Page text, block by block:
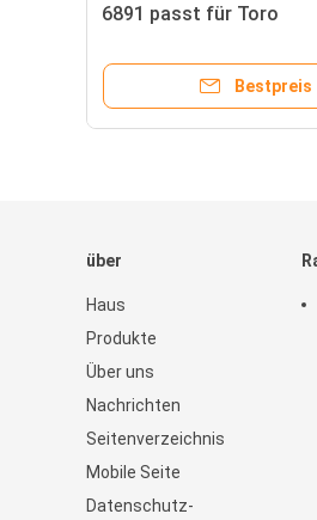
6891 passt für Toro
Bestpreis
über
Haus
Produkte
Über uns
Nachrichten
Seitenverzeichnis
Mobile Seite
Datenschutz-